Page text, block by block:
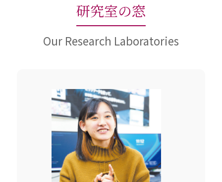
研究室の窓
Our Research Laboratories